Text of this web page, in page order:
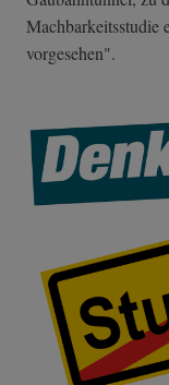
Machbarkeitsstudie
vorgesehen".